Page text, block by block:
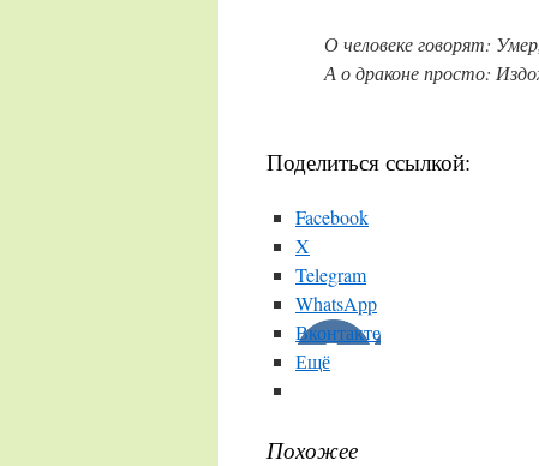
О человеке говорят:
А о драконе просто:
Поделиться ссылкой:
Facebook
X
Telegram
WhatsApp
Вконтакте
Ещё
Похожее